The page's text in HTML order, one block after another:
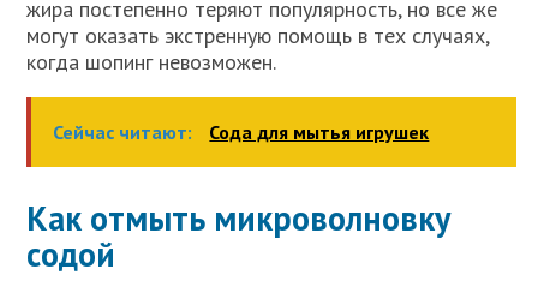
жира постепенно теряют популярность, но все же
могут оказать экстренную помощь в тех случаях,
когда шопинг невозможен.
Сейчас читают: Сода для мытья игрушек
Как отмыть микроволновку
содой